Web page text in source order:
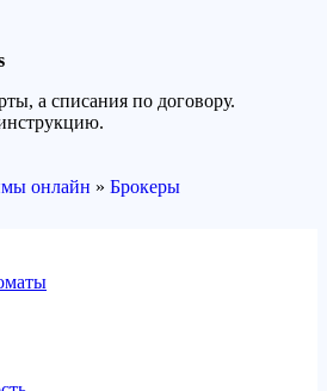
а списания по договору.
онлайн » Брокеры